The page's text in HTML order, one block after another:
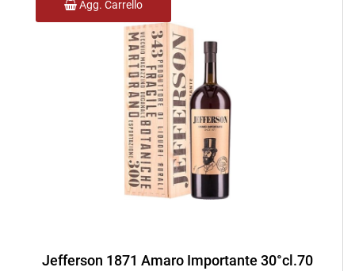
Agg. Carrello
Jefferson 1871 Amaro Importante 30°cl.70